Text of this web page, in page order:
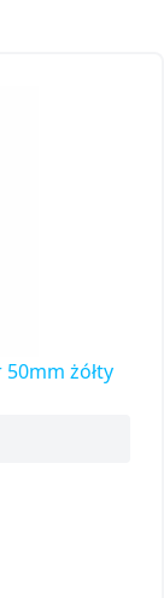
50mm żółty